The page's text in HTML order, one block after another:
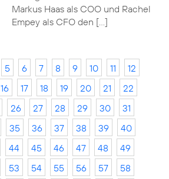
Markus Haas als COO und Rachel
Empey als CFO den […]
5 6 7 8 9 10 11
12
16 17 18 19 20 21
22
26 27 28 29 30
31
35 36 37 38 39
40
44 45 46 47 48
49
53 54 55 56 57
58